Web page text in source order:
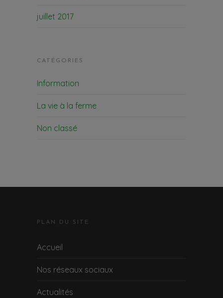
juillet 2017
CATÉGORIES
Information
La vie à la ferme
Non classé
PLAN DU SITE
Accueil
Nos réseaux sociaux
Actualités